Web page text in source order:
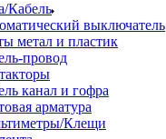
Кабель
выключатель
метал и пластик
провод
канал и гофра
арматура
Клещи